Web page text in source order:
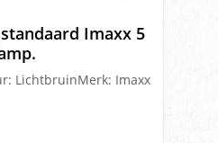
Imaxx 5
LichtbruinMerk: Imaxx